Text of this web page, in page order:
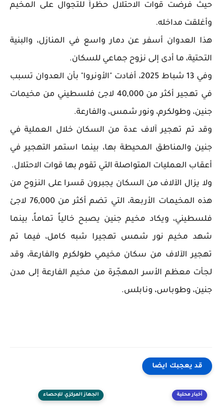
حيث فرضت قوات الاحتلال حظراً للتجوال على المخيم
وأغلقت مداخله.
هذا العدوان أسفر عن دمار واسع في المنازل، والبنية
التحتية، ما أدى إلى نزوح جماعي للسكان.
وفي 13 شباط 2025، أفادت "الأونروا" بأن العدوان تسبب
في تهجير أكثر من 40,000 لاجئ فلسطيني من مخيمات
جنين، وطولكرم، ونور شمس، والفارعة.
وقد تم تهجير آلاف عدة من السكان خلال العملية في
جنين والمناطق المحيطة بها، بينما استمر التهجير في
أعقاب العمليات المتواصلة التي تقوم بها قوات الاحتلال.
ولا يزال الآلاف من السكان يجبرون قسرا على النزوح من
هذه المخيمات الأربعة، التي تضم أكثر من 76,000 لاجئ
فلسطيني، ويكاد مخيم جنين يصبح خالياً تماماً، بينما
شهد مخيم نور شمس تهجيرا شبه كامل، فيما تم
تهجير الآلاف من سكان مخيمي طولكرم والفارعة، وقد
لجأت معظم الأسر المهجّرة من مخيم الفارعة إلى مدن
جنين، وطوباس، ونابلس.
قد يعجبك ايضا
أخبار محلية الجهاز المركزي للإحصاء